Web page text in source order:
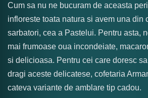
Cum sa nu ne bucuram de aceasta
infloreste toata natura si avem una din
sarbatori, cea a Pastelui. Pentru asta,
mai frumoase oua incondeiate,
si delicioasa. Pentru cei care doresc
dragi aceste delicatese, cofetaria
cateva variante de amblare tip cadou.